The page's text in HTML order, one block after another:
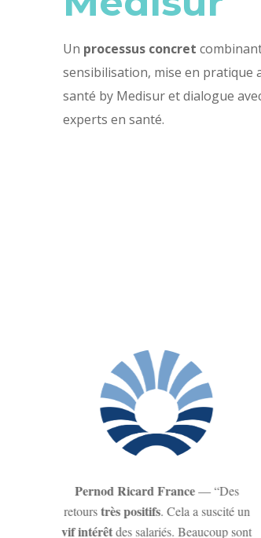
Un processus concret
sensibilisation, mise en pratique
santé by Medisur et dialogue
experts en santé.
Pernod Ricard France— “Des
retourstrès positifs. Cela a suscité un
vif intérêtdes salariés. Beaucoup sont